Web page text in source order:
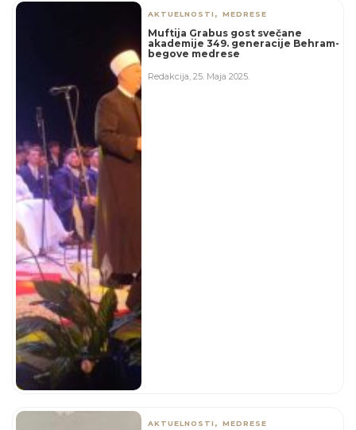
AKTUELNOSTI ,MEDRESE
Muftija Grabus gost svečane
akademije 349. generacije Behram-
begove medrese
Redakcija,25. Maja 2025.
AKTUELNOSTI ,MEDRESE